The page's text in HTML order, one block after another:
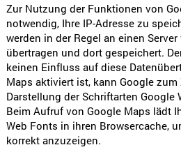
Zur Nutzung der Funktionen von
notwendig, Ihre IP-Adresse zu
werden in der Regel an einen
übertragen und dort gespeichert.
keinen Einfluss auf diese
Maps aktiviert ist, kann Google
Darstellung der Schriftarten Google
Beim Aufruf von Google Maps lädt
Web Fonts in ihren Browsercache,
korrekt anzuzeigen.